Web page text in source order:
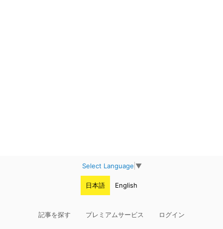
Select Language ▼
日本語 English
記事を探す プレミアムサービス ログイン